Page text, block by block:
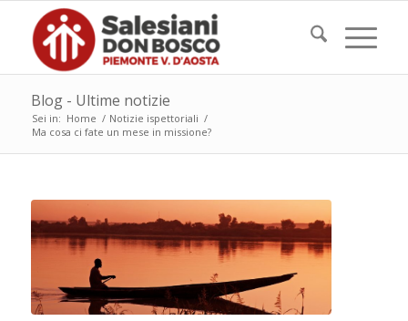
Blog - Ultime notizie
Sei in: Home / Notizie ispettoriali /
Ma cosa ci fate un mese in missione?